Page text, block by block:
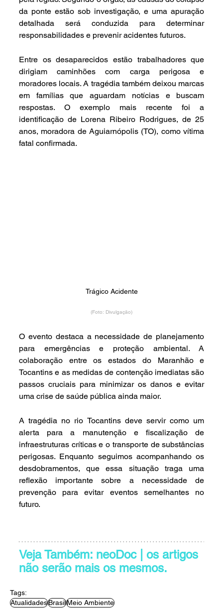
da ponte estão sob investigação, e uma apuração
detalhada será conduzida para determinar
responsabilidades e prevenir acidentes futuros.
Entre os desaparecidos estão trabalhadores que
dirigiam caminhões com carga perigosa e
moradores locais. A tragédia também deixou marcas
em famílias que aguardam notícias e buscam
respostas. O exemplo mais recente foi a
identificação de Lorena Ribeiro Rodrigues, de 25
anos, moradora de Aguiarnópolis (TO), como vítima
fatal confirmada.
Trágico Acidente
(Foto: Divulgação)
O evento destaca a necessidade de planejamento
para emergências e proteção ambiental. A
colaboração entre os estados do Maranhão e
Tocantins e as medidas de contenção imediatas são
passos cruciais para minimizar os danos e evitar
uma crise de saúde pública ainda maior.
A tragédia no rio Tocantins deve servir como um
alerta para a manutenção e fiscalização de
infraestruturas críticas e o transporte de substâncias
perigosas. Enquanto seguimos acompanhando os
desdobramentos, que essa situação traga uma
reflexão importante sobre a necessidade de
prevenção para evitar eventos semelhantes no
futuro.
Veja Também: neoDoc | os artigos
não serão mais os mesmos.
Tags:
AtualidadesBrasilMeio Ambiente